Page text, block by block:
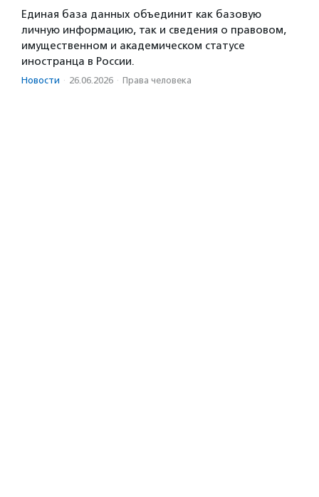
Единая база данных объединит как базовую
личную информацию, так и сведения о правовом,
имущественном и академическом статусе
иностранца в России.
Новости · 26.06.2026 · Права человека